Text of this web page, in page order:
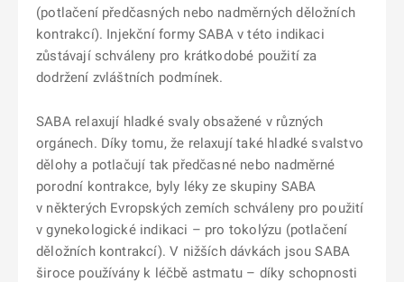
(potlačení předčasných nebo nadměrných děložních
kontrakcí). Injekční formy SABA v této indikaci
zůstávají schváleny pro krátkodobé použití za
dodržení zvláštních podmínek.
SABA relaxují hladké svaly obsažené v různých
orgánech. Díky tomu, že relaxují také hladké svalstvo
dělohy a potlačují tak předčasné nebo nadměrné
porodní kontrakce, byly léky ze skupiny SABA
v některých Evropských zemích schváleny pro použití
v gynekologické indikaci – pro tokolýzu (potlačení
děložních kontrakcí). V nižších dávkách jsou SABA
široce používány k léčbě astmatu – díky schopnosti